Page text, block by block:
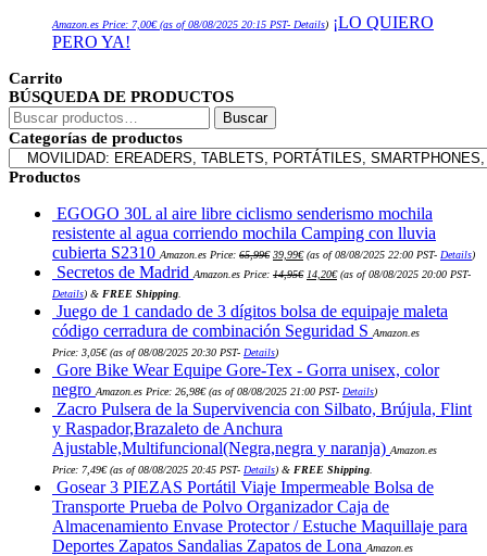
Amazon.es Price: 7,00€(as of 08/08/2025 20:15 PST- Details) ¡LO QUIERO
PERO YA!
Carrito
BÚSQUEDA DE PRODUCTOS
Buscar
por:
Buscar
Categorías de productos
Productos
EGOGO 30L al aire libre ciclismo senderismo mochila
resistente al agua corriendo mochila Camping con lluvia
cubierta S2310 Amazon.es Price: 65,99€ precio
original
era:
39,99€precio
actual
es:
(as of 08/08/2025 22:00 PST- Details)
Secretos de Madrid Amazon.es Price: 14,95€ precio
14,95€.
14,20€precio
14,20€.
(as of 08/08/2025 20:00 PST-
Details) & FREE Shipping
Juego de 1 candado de 3 dígitos bolsa de equipaje maleta
código cerradura de combinación Seguridad S Amazon.es
Price: 3,05€(as of 08/08/2025 20:30 PST- Details)
Gore Bike Wear Equipe Gore-Tex - Gorra unisex, color
negro Amazon.es Price: 26,98€(as of 08/08/2025 21:00 PST- Details)
Zacro Pulsera de la Supervivencia con Silbato, Brújula, Flint
y Raspador,Brazaleto de Anchura
Ajustable,Multifuncional(Negra,negra y naranja) Amazon.es
Price: 7,49€(as of 08/08/2025 20:45 PST- Details) & FREE Shipping
Gosear 3 PIEZAS Portátil Viaje Impermeable Bolsa de
Transporte Prueba de Polvo Organizador Caja de
Almacenamiento Envase Protector / Estuche Maquillaje para
Deportes Zapatos Sandalias Zapatos de Lona Amazon.es